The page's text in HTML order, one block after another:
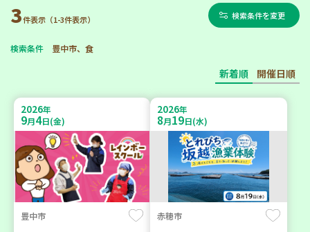
3件表示（1-3件表示） 検索条件を変更
検索条件 豊中市、食
新着順 開催日順
2026年
9月4日(金)
豊中市
2026年
8月19日(水)
赤穂市